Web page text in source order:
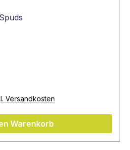
Versandkosten
Warenkorb